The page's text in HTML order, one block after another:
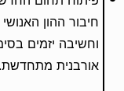
חיבור ההון
אורבנית מתחדשת.